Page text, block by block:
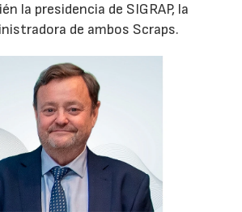
la presidencia de SIGRAP, la
de ambos Scraps.